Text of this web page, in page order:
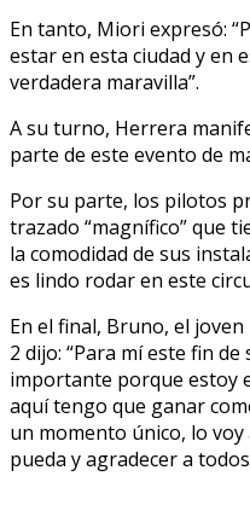
En tanto, Miori expresó:
estar en esta ciudad y en
verdadera maravilla”.
A su turno, Herrera
parte de este evento de
Por su parte, los pilotos
trazado “magnífico” que
la comodidad de sus
es lindo rodar en este
En el final, Bruno, el
2 dijo: “Para mí este fin
importante porque estoy
aquí tengo que ganar
un momento único, lo
pueda y agradecer a